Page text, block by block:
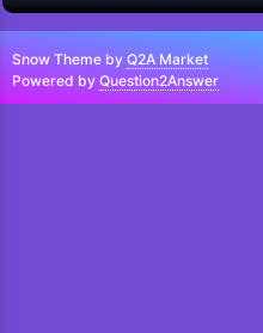
Snow Theme by Q2A Market
Powered by Question2Answer